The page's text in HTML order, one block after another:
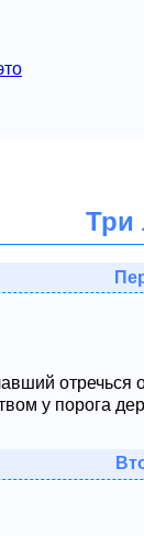
Три
отречься
у порога